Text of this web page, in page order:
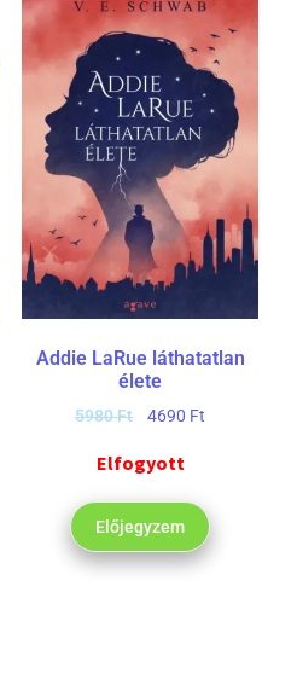
Addie LaRue láthatatlan
élete
5980Ft 4690 Ft
Elfogyott
Előjegyzem